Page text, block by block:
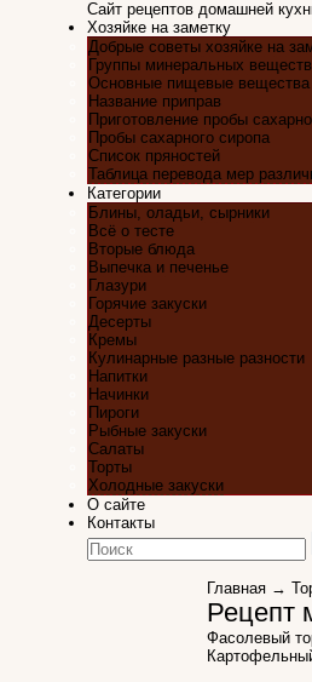
Сайт рецептов домашней
Хозяйке на заметку
Добрые советы хозяйке на
Группы минеральных веществ
Основные пищевые вещества
Название приправ
Приготовление пробы
Пробы сахарного сиропа
Список пряностей
Таблица перевода мер
Категории
Блины, оладьи, сырники
Всё о тесте
Вторые блюда
Выпечка и печенье
Глазури
Горячие закуски
Десерты
Кремы
Кулинарные разные разности
Напитки
Начинки
Пироги
Рыбные закуски
Салаты
Торты
Холодные закуски
О сайте
Контакты
Главная→
Рецепт
Фасолевый